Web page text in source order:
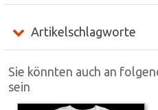
Artikelschlagworte
Sie könnten auch an
sein